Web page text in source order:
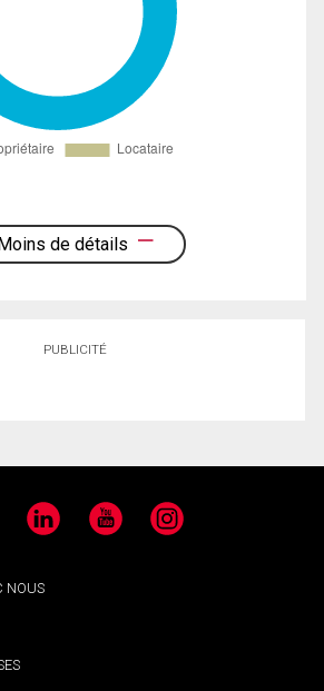
Moins de détails
PUBLICITÉ
LinkedIn YouTube Instagram
NOUS